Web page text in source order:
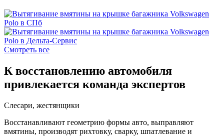
Смотреть все
К восстановлению автомобиля
привлекается команда экспертов
Слесари, жестянщики
Восстанавливают геометрию формы авто, выправляют
вмятины, производят рихтовку, сварку, шпатлевание и